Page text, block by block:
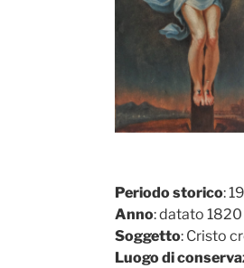
Periodo storico:
Anno: datato 1820
Soggetto: Cristo
Luogo di